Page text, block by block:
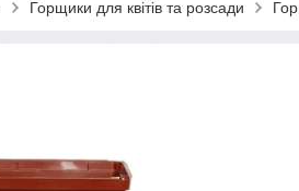
Горщики для квітів та розсади